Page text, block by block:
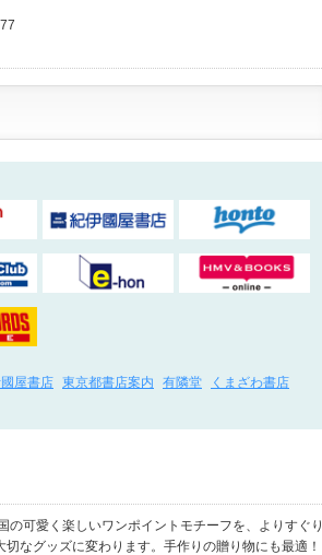
屋書店 東京都書店案内 有隣堂
くまざわ書店
可愛く楽しいワンポイントモチーフを、よりすぐり
なグッズに変わります。手作りの贈り物にも最適！